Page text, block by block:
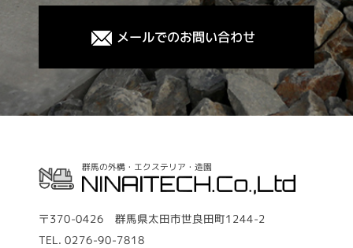
メールでのお問い合わせ
群馬の外構・エクステリア・造園
〒370-0426 群馬県太田市世良田町1244-2
TEL. 0276-90-7818